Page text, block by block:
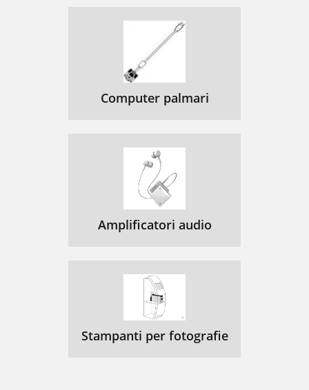
Computer palmari
Amplificatori audio
Stampanti per fotografie